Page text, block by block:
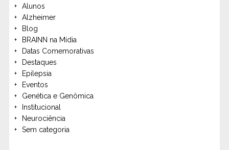
Alunos
Alzheimer
Blog
BRAINN na Mídia
Datas Comemorativas
Destaques
Epilepsia
Eventos
Genética e Genômica
Institucional
Neurociência
Sem categoria